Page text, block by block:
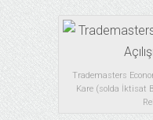
Trademasters
Kare (solda İktisat